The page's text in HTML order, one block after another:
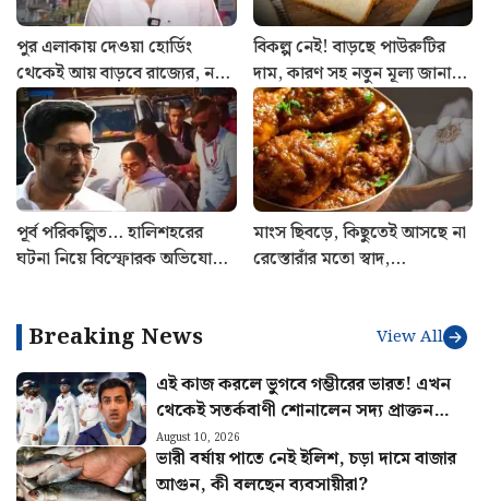
পুর এলাকায় দেওয়া হোর্ডিং
থেকেই আয় বাড়বে রাজ্যের, নয়া
সিদ্ধান্ত শমীক ভট্টাচার্যের
বিকল্প নেই! বাড়ছে পাউরুটির
দাম, কারণ সহ নতুন মূল্য জানাল
বেকারি সংগঠন
পূর্ব পরিকল্পিত… হালিশহরের
ঘটনা নিয়ে বিস্ফোরক অভিযোগ
মাংস ছিবড়ে, কিছুতেই আসছে না
রেস্তোরাঁর মতো স্বাদ,
Breaking News View All
এই কাজ করলে ভুগবে গম্ভীরের ভারত! এখন
থেকেই সতর্কবাণী শোনালেন সদ্য প্রাক্তন
তারকা
August 10, 2026
ভারী বর্ষায় পাতে নেই ইলিশ, চড়া দামে বাজার
আগুন, কী বলছেন ব্যবসায়ীরা?